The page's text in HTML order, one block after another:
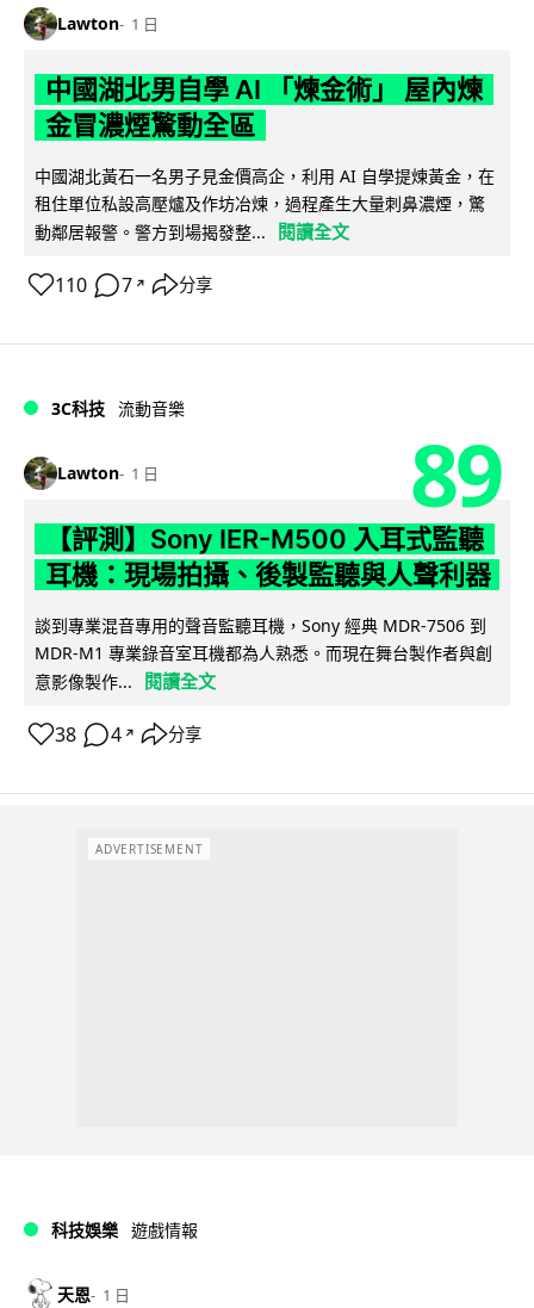
Lawton 1 日
中國湖北男自學 AI 「煉金術」 屋內煉
金冒濃煙驚動全區
中國湖北黃石一名男子見金價高企，利用 AI 自學提煉黃金，在
租住單位私設高壓爐及作坊冶煉，過程產生大量刺鼻濃煙，驚
動鄰居報警。警方到場揭發整...
閱讀全文
110 7 ↗ 分享
3C科技 流動音樂
Lawton 1 日 89
【評測】Sony IER-M500 入耳式監聽
耳機：現場拍攝、後製監聽與人聲利器
談到專業混音專用的聲音監聽耳機，Sony 經典 MDR-7506 到
MDR-M1 專業錄音室耳機都為人熟悉。而現在舞台製作者與創
意影像製作...
閱讀全文
38 4 ↗ 分享
ADVERTISEMENT
科技娛樂 遊戲情報
天恩 1 日